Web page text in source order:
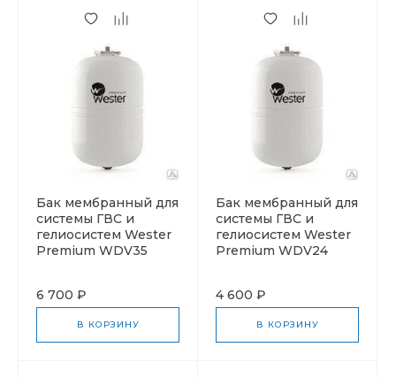
Бак мембранный для
системы ГВС и
гелиосистем Wester
Premium WDV35
6 700 ₽
В КОРЗИНУ
Бак мембранный для
системы ГВС и
гелиосистем Wester
Premium WDV24
4 600 ₽
В КОРЗИНУ